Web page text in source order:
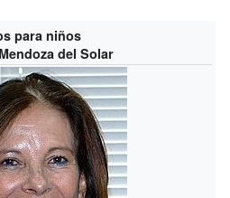
para niños
del Solar